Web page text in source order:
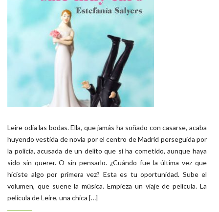
Leire odia las bodas. Ella, que jamás ha soñado con casarse, acaba
huyendo vestida de novia por el centro de Madrid perseguida por
la policía, acusada de un delito que sí ha cometido, aunque haya
sido sin querer. O sin pensarlo. ¿Cuándo fue la última vez que
hiciste algo por primera vez? Esta es tu oportunidad. Sube el
volumen, que suene la música. Empieza un viaje de película. La
película de Leire, una chica […]